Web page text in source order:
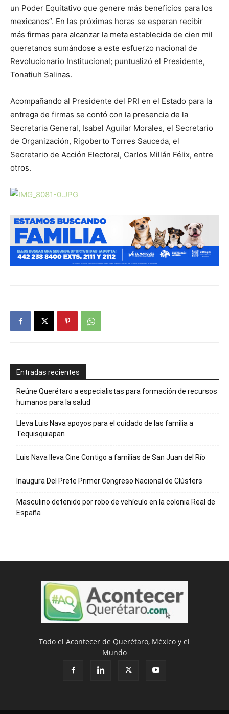
un Poder Equitativo que genere más beneficios para los
mexicanos”. En las próximas horas se esperan recibir
más firmas para alcanzar la meta establecida de cien mil
queretanos sumándose a este esfuerzo nacional de
Revolucionario Institucional; puntualizó el Presidente,
Tonatiuh Salinas.
Acompañando al Presidente del PRI en el Estado para la
entrega de firmas se contó con la presencia de la
Secretaria General, Isabel Aguilar Morales, el Secretario
de Organización, Rigoberto Torres Sauceda, el
Secretario de Acción Electoral, Carlos Millán Félix, entre
otros.
Entradas recientes
Reúne Querétaro a especialistas para formación de recursos
humanos para la salud
Lleva Luis Nava apoyos para el cuidado de las familia a
Tequisquiapan
Luis Nava lleva Cine Contigo a familias de San Juan del Río
Inaugura Del Prete Primer Congreso Nacional de Clústers
Masculino detenido por robo de vehículo en la colonia Real de
España
Todo el Acontecer de Querétaro, México y el
Mundo